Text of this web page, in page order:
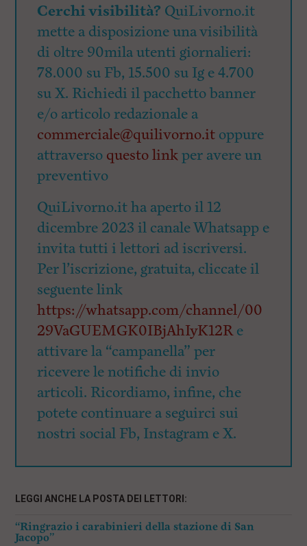
Cerchi visibilità? QuiLivorno.it
mette a disposizione una visibilità
di oltre 90mila utenti giornalieri:
78.000 su Fb, 15.500 su Ig e 4.700
su X. Richiedi il pacchetto banner
e/o articolo redazionale a
commerciale@quilivorno.it oppure
attraverso questo linkper avere un
preventivo
QuiLivorno.it ha aperto il 12
dicembre 2023 il canale Whatsapp e
invita tutti i lettori ad iscriversi.
Per l’iscrizione, gratuita, cliccate il
seguente link
https://whatsapp.com/channel/00
29VaGUEMGK0IBjAhIyK12Re
attivare la “campanella” per
ricevere le notifiche di invio
articoli. Ricordiamo, infine, che
potete continuare a seguirci sui
nostri social Fb, Instagram e X.
LEGGI ANCHE LA POSTA DEI LETTORI:
“Ringrazio i carabinieri della stazione di San
Jacopo”